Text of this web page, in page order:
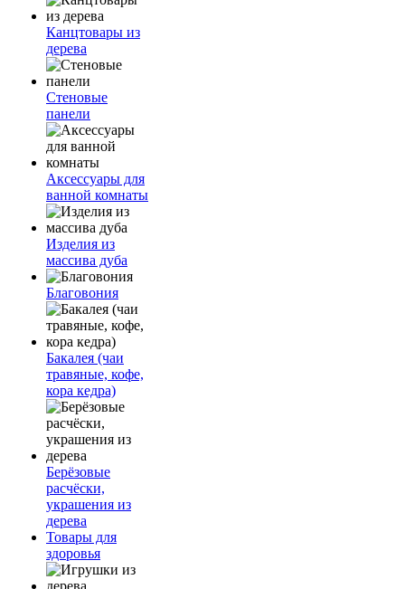
Канцтовары из
дерева
Стеновые
панели
Аксессуары для
ванной комнаты
Изделия из
массива дуба
Благовония
Бакалея (чаи
травяные, кофе,
кора кедра)
Берёзовые
расчёски,
украшения из
дерева
Товары для
здоровья